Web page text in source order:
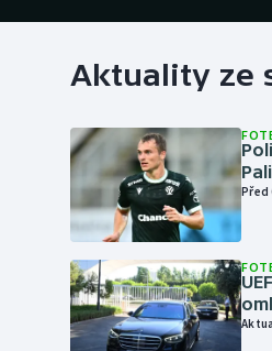
Aktuality ze
Před